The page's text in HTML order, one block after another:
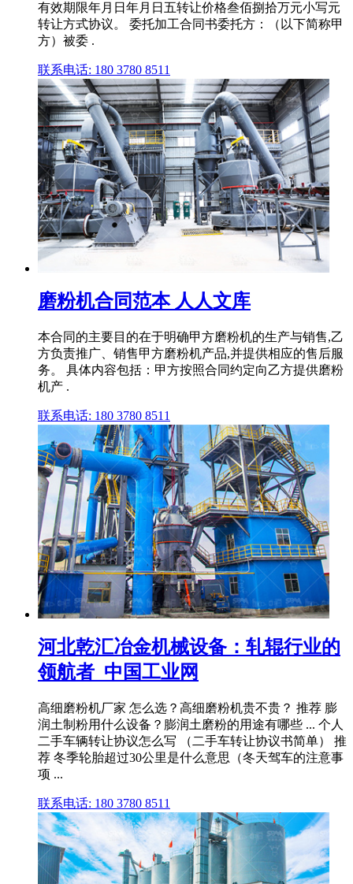
有效期限年月日年月日五转让价格叁佰捌拾万元小写元
转让方式协议。 委托加工合同书委托方：（以下简称甲
方）被委 .
联系电话: 180 3780 8511
磨粉机合同范本 人人文库
本合同的主要目的在于明确甲方磨粉机的生产与销售,乙
方负责推广、销售甲方磨粉机产品,并提供相应的售后服
务。 具体内容包括：甲方按照合同约定向乙方提供磨粉
机产 .
联系电话: 180 3780 8511
河北乾汇冶金机械设备：轧辊行业的
领航者_中国工业网
高细磨粉机厂家 怎么选？高细磨粉机贵不贵？ 推荐 膨
润土制粉用什么设备？膨润土磨粉的用途有哪些 ... 个人
二手车辆转让协议怎么写 （二手车转让协议书简单） 推
荐 冬季轮胎超过30公里是什么意思（冬天驾车的注意事
项 ...
联系电话: 180 3780 8511